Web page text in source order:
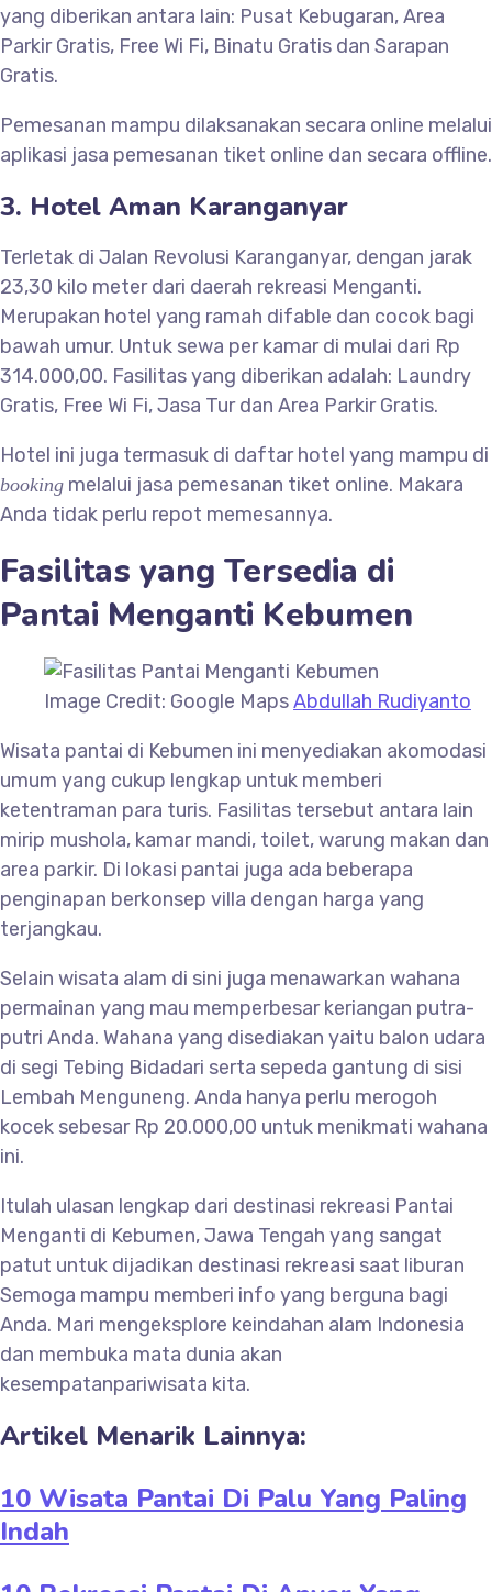
yang diberikan antara lain: Pusat Kebugaran, Area
Parkir Gratis, Free Wi Fi, Binatu Gratis dan Sarapan
Gratis.
Pemesanan mampu dilaksanakan secara online melalui
aplikasi jasa pemesanan tiket online dan secara offline.
3. Hotel Aman Karanganyar
Terletak di Jalan Revolusi Karanganyar, dengan jarak
23,30 kilo meter dari daerah rekreasi Menganti.
Merupakan hotel yang ramah difable dan cocok bagi
bawah umur. Untuk sewa per kamar di mulai dari Rp
314.000,00. Fasilitas yang diberikan adalah: Laundry
Gratis, Free Wi Fi, Jasa Tur dan Area Parkir Gratis.
Hotel ini juga termasuk di daftar hotel yang mampu di
booking melalui jasa pemesanan tiket online. Makara
Anda tidak perlu repot memesannya.
Fasilitas yang Tersedia di
Pantai Menganti Kebumen
Image Credit: Google MapsAbdullah Rudiyanto
Wisata pantai di Kebumen ini menyediakan akomodasi
umum yang cukup lengkap untuk memberi
ketentraman para turis. Fasilitas tersebut antara lain
mirip mushola, kamar mandi, toilet, warung makan dan
area parkir. Di lokasi pantai juga ada beberapa
penginapan berkonsep villa dengan harga yang
terjangkau.
Selain wisata alam di sini juga menawarkan wahana
permainan yang mau memperbesar keriangan putra-
putri Anda. Wahana yang disediakan yaitu balon udara
di segi Tebing Bidadari serta sepeda gantung di sisi
Lembah Menguneng. Anda hanya perlu merogoh
kocek sebesar Rp 20.000,00 untuk menikmati wahana
ini.
Itulah ulasan lengkap dari destinasi rekreasi Pantai
Menganti di Kebumen, Jawa Tengah yang sangat
patut untuk dijadikan destinasi rekreasi saat liburan
Semoga mampu memberi info yang berguna bagi
Anda. Mari mengeksplore keindahan alam Indonesia
dan membuka mata dunia akan
kesempatanpariwisata kita.
Artikel Menarik Lainnya:
10 Wisata Pantai Di Palu Yang Paling
Indah